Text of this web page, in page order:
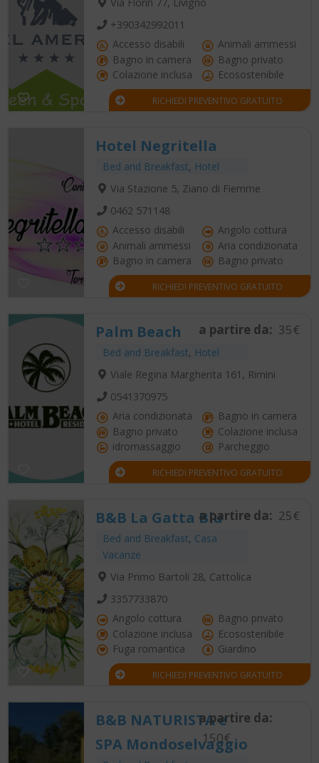
+390342992011
Accesso disabili
Animali ammessi
Bagno in camera
Bagno privato
Colazione inclusa
Ecosostenibile
RICHIEDI PREVENTIVO GRATUITO
Hotel Negritella
Bed and Breakfast, Hotel
Via Stazione 5, Ziano di Fiemme
0462 571148
Accesso disabili
Angolo cottura
Animali ammessi
Aria condizionata
Bagno in camera
Bagno privato
RICHIEDI PREVENTIVO GRATUITO
Palm Beach
Bed and Breakfast, Hotel
a partire da: 35€
Viale Regina Margherita 161, Rimini
0541370975
Aria condizionata
Bagno in camera
Bagno privato
Colazione inclusa
idromassaggio
Parcheggio
RICHIEDI PREVENTIVO GRATUITO
B&B La Gatta Blu
Bed and Breakfast, Casa
Vacanze
a partire da: 25€
Via Primo Bartoli 28, Cattolica
3357733870
Angolo cottura
Bagno privato
Colazione inclusa
Ecosostenibile
Fuga romantica
Giardino
RICHIEDI PREVENTIVO GRATUITO
B&B NATURISTA e
SPA Mondoselvaggio
a partire da:
150€